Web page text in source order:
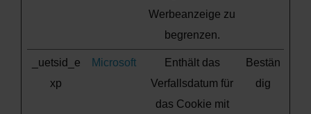
Werbeanzeige zu
begrenzen.
_uetsid_e
xp
Microsoft
Enthält das
Verfallsdatum für
das Cookie mit
Bestän
dig